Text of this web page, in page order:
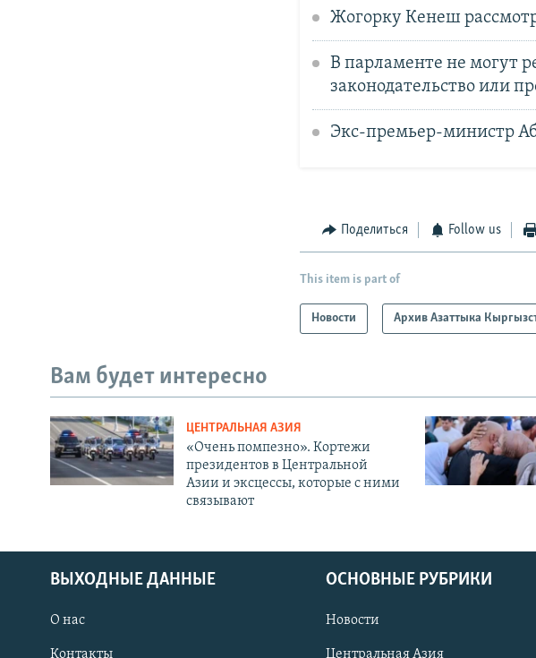
Жогорку Кенеш
В парламенте не могут
законодательство или
Экс-премьер-министр
Поделиться Follow us
This item is part of
Новости Архив Азаттыка
Вам будет интересно
ЦЕНТРАЛЬНАЯ АЗИЯ
«Очень помпезно». Кортежи
президентов в Центральной
Азии и эксцессы, которые с ними
связывают
ВЫХОДНЫЕ ДАННЫЕ
О нас
Контакты
ОСНОВНЫЕ РУБРИКИ
Новости
Центральная Азия